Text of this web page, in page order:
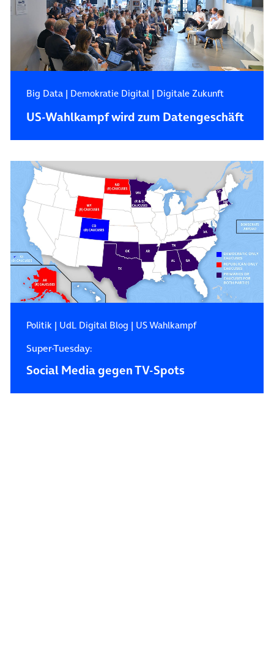
Big Data| Demokratie Digital| Digitale Zukunft
US-Wahlkampf wird zum Datengeschäft
Politik| UdL Digital Blog | US Wahlkampf
Super-Tuesday:
Social Media gegen TV-Spots